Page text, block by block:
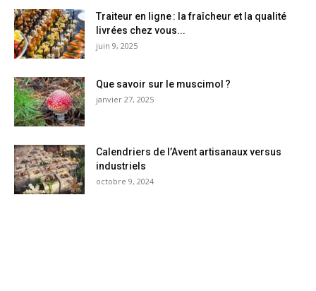
Traiteur en ligne : la fraîcheur et la qualité
livrées chez vous...
juin 9, 2025
Que savoir sur le muscimol ?
janvier 27, 2025
Calendriers de l’Avent artisanaux versus
industriels
octobre 9, 2024